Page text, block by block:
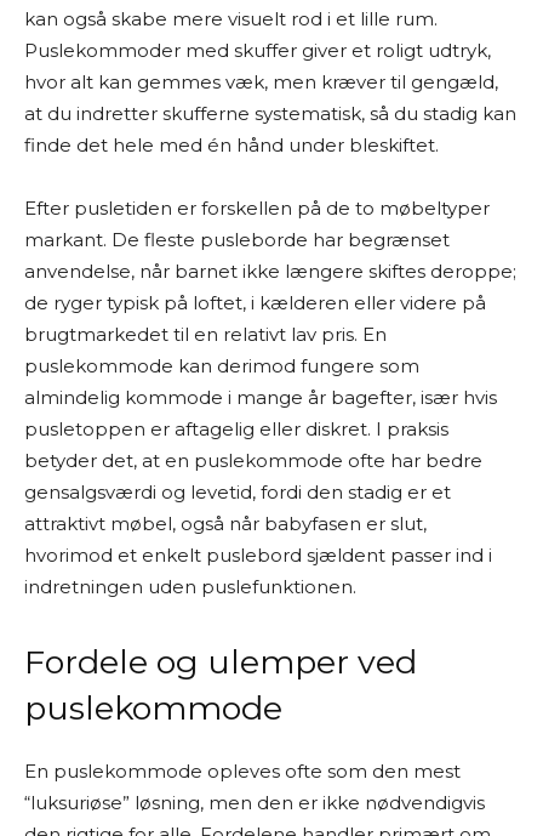
kan også skabe mere visuelt rod i et lille rum.
Puslekommoder med skuffer giver et roligt udtryk,
hvor alt kan gemmes væk, men kræver til gengæld,
at du indretter skufferne systematisk, så du stadig kan
finde det hele med én hånd under bleskiftet.
Efter pusletiden er forskellen på de to møbeltyper
markant. De fleste pusleborde har begrænset
anvendelse, når barnet ikke længere skiftes deroppe;
de ryger typisk på loftet, i kælderen eller videre på
brugtmarkedet til en relativt lav pris. En
puslekommode kan derimod fungere som
almindelig kommode i mange år bagefter, især hvis
pusletoppen er aftagelig eller diskret. I praksis
betyder det, at en puslekommode ofte har bedre
gensalgsværdi og levetid, fordi den stadig er et
attraktivt møbel, også når babyfasen er slut,
hvorimod et enkelt puslebord sjældent passer ind i
indretningen uden puslefunktionen.
Fordele og ulemper ved
puslekommode
En puslekommode opleves ofte som den mest
“luksuriøse” løsning, men den er ikke nødvendigvis